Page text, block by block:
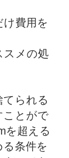
け費用を
スメの処
られる
ことがで
を超える
条件を